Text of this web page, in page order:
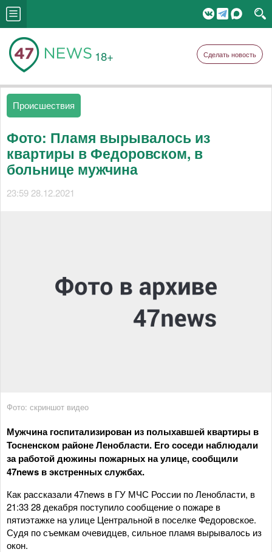
18+ Сделать новость
Происшествия
Фото: Пламя вырывалось из
квартиры в Федоровском, в
больнице мужчина
23:59 28.12.2021
Фото: скриншот видео
Мужчина госпитализирован из полыхавшей квартиры в
Тосненском районе Ленобласти. Его соседи наблюдали
за работой дюжины пожарных на улице, сообщили
47news в экстренных службах.
Как рассказали 47news в ГУ МЧС России по Ленобласти, в
21:33 28 декабря поступило сообщение о пожаре в
пятиэтажке на улице Центральной в поселке Федоровское.
Судя по съемкам очевидцев, сильное пламя вырывалось из
окон.